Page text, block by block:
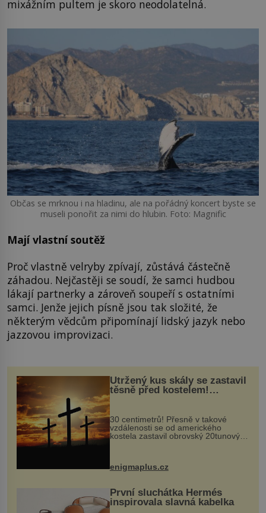
mixážním pultem je skoro neodolatelná.
Občas se mrknou i na hladinu, ale na pořádný koncert byste se
museli ponořit za nimi do hlubin. Foto: Magnific
Mají vlastní soutěž
Proč vlastně velryby zpívají, zůstává částečně
záhadou. Nejčastěji se soudí, že samci hudbou
lákají partnerky a zároveň soupeří s ostatními
samci. Jenže jejich písně jsou tak složité, že
některým vědcům připomínají lidský jazyk nebo
jazzovou improvizaci.
Utržený kus skály se zastavil
těsně před kostelem!
Ochránila ho boží síla?
30 centimetrů! Přesně v takové
vzdálenosti se od amerického
kostela zastavil obrovský 20tunový
...
enigmaplus.cz
První sluchátka Hermés
inspirovala slavná kabelka